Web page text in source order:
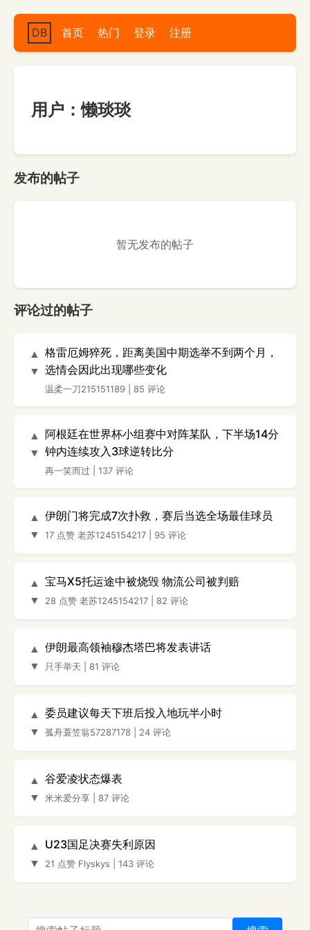
DB 首页 热门 登录 注册
用户：懒琰琰
发布的帖子
暂无发布的帖子
评论过的帖子
▲
▼
格雷厄姆猝死，距离美国中期选举不到两个月，
选情会因此出现哪些变化
温柔一刀215151189 85 评论
▲
▼
阿根廷在世界杯小组赛中对阵某队，下半场14分
钟内连续攻入3球逆转比分
再一笑而过 137 评论
▲
▼
伊朗门将完成7次扑救，赛后当选全场最佳球员
17 点赞 老苏1245154217 95 评论
▲
▼
宝马X5托运途中被烧毁 物流公司被判赔
28 点赞 老苏1245154217 82 评论
▲
▼
伊朗最高领袖穆杰塔巴将发表讲话
只手举天 81 评论
▲
▼
委员建议每天下班后投入地玩半小时
孤舟蓑笠翁57287178 24 评论
▲
▼
谷爱凌状态爆表
米米爱分享 87 评论
▲
▼
U23国足决赛失利原因
21 点赞 Flyskys 143 评论